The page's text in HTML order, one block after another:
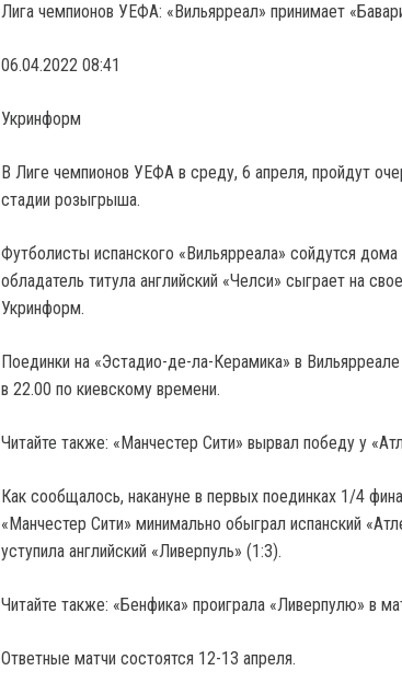
Лига чемпионов УЕФА: «Вильярреал» принимает
06.04.2022 08:41
Укринформ
В Лиге чемпионов УЕФА в среду, 6 апреля, пройдут
стадии розыгрыша.
Футболисты испанского «Вильярреала» сойдутся
обладатель титула английский «Челси» сыграет на
Укринформ.
Поединки на «Эстадио-де-ла-Керамика» в
в 22.00 по киевскому времени.
Читайте также: «Манчестер Сити» вырвал победу у
Как сообщалось, накануне в первых поединках 1/4
«Манчестер Сити» минимально обыграл испанский
уступила английский «Ливерпуль» (1:3).
Читайте также: «Бенфика» проиграла «Ливерпулю» в
Ответные матчи состоятся 12-13 апреля.